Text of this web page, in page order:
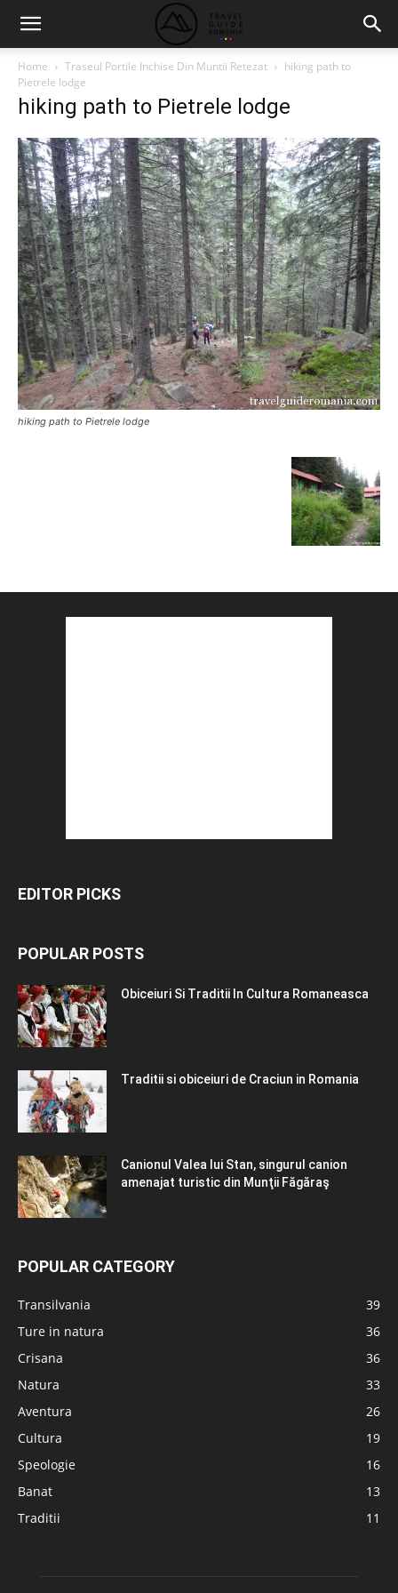
Home Traseul Portile Inchise Din Muntii Retezat
hiking path to
Pietrele lodge
hiking path to Pietrele lodge
hiking path to Pietrele lodge
EDITOR PICKS
POPULAR POSTS
Obiceiuri Si Traditii In Cultura Romaneasca
Traditii si obiceiuri de Craciun in Romania
Canionul Valea lui Stan, singurul canion
amenajat turistic din Munţii Făgăraş
POPULAR CATEGORY
Transilvania
39
Ture in natura
36
Crisana
36
Natura
33
Aventura
26
Cultura
19
Speologie
16
Banat
13
Traditii
11